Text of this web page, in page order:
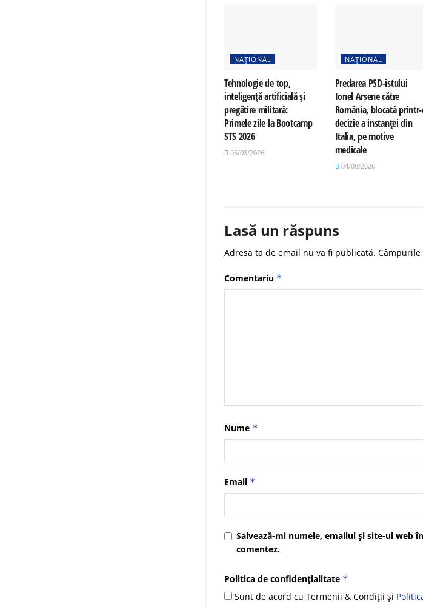
NAȚIONAL
Tehnologie de top,
inteligență artificială și
pregătire militară:
Primele zile la Bootcamp
STS 2026
05/08/2026
NAȚIONAL
Predarea PSD-istului
Ionel Arsene către
România, blocată
decizie a instanței din
Italia, pe motive
medicale
04/08/2026
Lasă un răspuns
Adresa ta de email nu va fi publicată.
Comentariu *
Nume *
Email *
Salvează-mi numele, emailul și site-ul web
comentez.
Politica de confidențialitate *
Sunt de acord cu Termenii & Condiții și